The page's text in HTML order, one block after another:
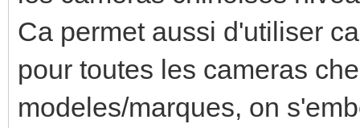
Ca permet aussi d'utiliser
pour toutes les cameras
modeles/marques, on